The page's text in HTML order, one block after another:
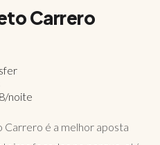
Carrero
noite
é a melhor aposta